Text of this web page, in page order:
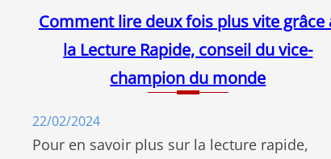
Comment lire deux fois plus vite grâce
la Lecture Rapide, conseil du vice-
champion du monde
22/02/2024
Pour en savoir plus sur la lecture rapide,